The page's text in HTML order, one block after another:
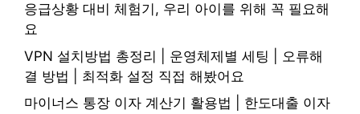
응급상황 대비 체험기, 우리 아이를 위해 꼭 필요해
요
VPN 설치방법 총정리 | 운영체제별 세팅 | 오류해
결 방법 | 최적화 설정 직접 해봤어요
마이너스 통장 이자 계산기 활용법 | 한도대출 이자